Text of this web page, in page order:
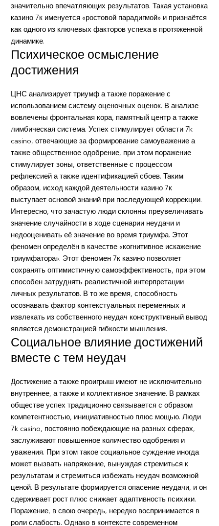
значительно впечатляющих результатов. Такая установка
казино 7к именуется «ростовой парадигмой» и признаётся
как одного из ключевых факторов успеха в протяженной
динамике.
Психическое осмысление
достижения
ЦНС анализирует триумф а также поражение с
использованием систему оценочных оценок. В анализе
вовлечены фронтальная кора, памятный центр а также
лимбическая система. Успех стимулирует области 7k
casino, отвечающие за формирование самоуважение а
также общественное одобрение, при этом поражение
стимулирует зоны, ответственные с процессом
рефлексией а также идентификацией сбоев. Таким
образом, исход каждой деятельности казино 7к
выступает основой знаний при последующей коррекции.
Интересно, что зачастую люди склонны преувеличивать
значение случайности в ходе сценарии неудачи и
недооценивать её значение во время триумфа. Этот
феномен определён в качестве «когнитивное искажение
триумфатора». Этот феномен 7к казино позволяет
сохранять оптимистичную самоэффективность, при этом
способен затруднять реалистичной интерпретации
личных результатов. В то же время, способность
осознавать фактор контекстуальных переменных и
извлекать из собственного неудач конструктивный вывод
является демонстрацией гибкости мышления.
Социальное влияние достижений
вместе с тем неудач
Достижение а также проигрыш имеют не исключительно
внутреннее, а также и коллективное значение. В рамках
обществе успех традиционно связывается с образом
компетентностью, инициативностью плюс мощью. Люди
7k casino, постоянно побеждающие на разных сферах,
заслуживают повышенное количество одобрения и
уважения. При этом такое социальное суждение иногда
может вызвать напряжение, вынуждая стремиться к
результатам и стремиться избежать неудач возможной
ценой. В результате формируется опасение неудачи, и он
сдерживает рост плюс снижает адаптивность психики.
Поражение, в свою очередь, нередко воспринимается в
роли слабость. Однако в контексте современном